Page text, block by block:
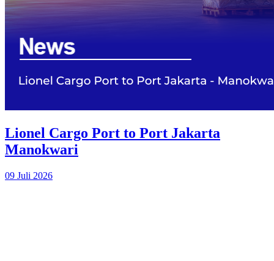
Lionel Cargo Port to Port Jakarta
Manokwari
09 Juli 2026